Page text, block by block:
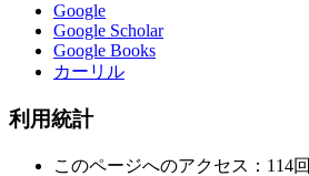
Google
Google Scholar
Google Books
カーリル
利用統計
このページへのアクセス：114回